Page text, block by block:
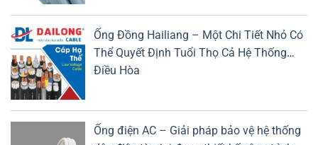
Ống Đồng Hailiang – Một Chi Tiết Nhỏ Có
Thể Quyết Định Tuổi Thọ Cả Hệ Thống
Điều Hòa
Ống điện AC – Giải pháp bảo vệ hệ thống